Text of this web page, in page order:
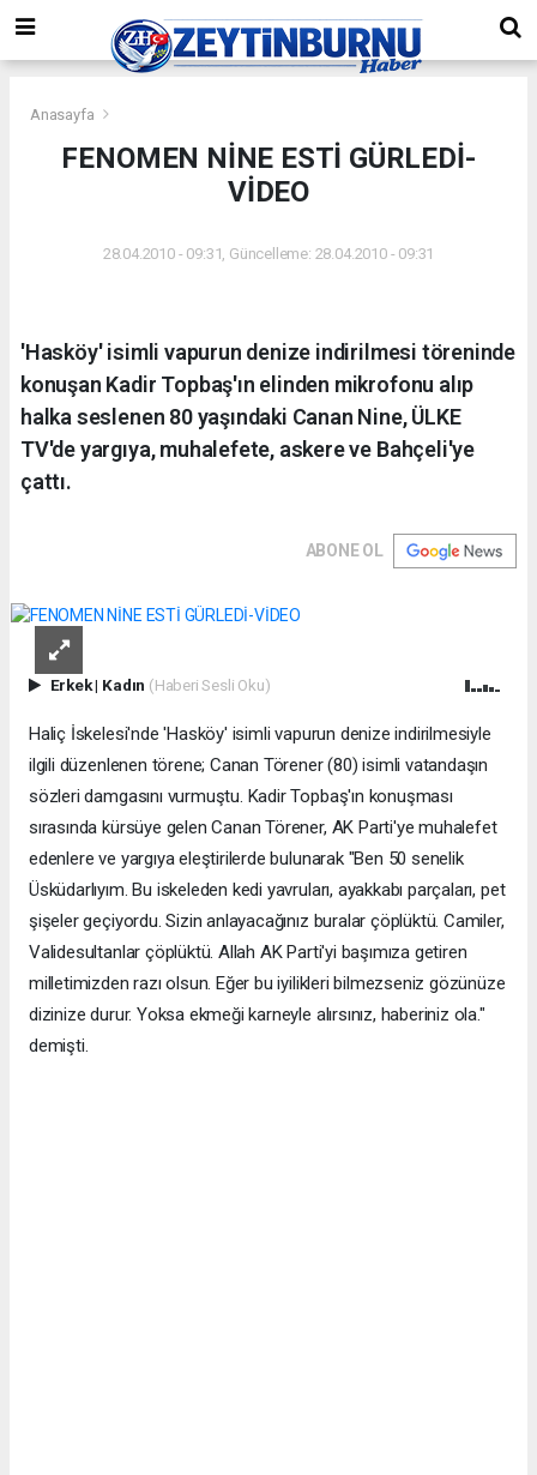
Anasayfa
FENOMEN NİNE ESTİ GÜRLEDİ-
VİDEO
28.04.2010 - 09:31, Güncelleme: 28.04.2010 - 09:31
'Hasköy' isimli vapurun denize indirilmesi töreninde
konuşan Kadir Topbaş'ın elinden mikrofonu alıp
halka seslenen 80 yaşındaki Canan Nine, ÜLKE
TV'de yargıya, muhalefete, askere ve Bahçeli'ye
çattı.
ABONE OL
Erkek| Kadın (Haberi Sesli Oku)
Haliç İskelesi'nde 'Hasköy' isimli vapurun denize indirilmesiyle
ilgili düzenlenen törene; Canan Törener (80) isimli vatandaşın
sözleri damgasını vurmuştu. Kadir Topbaş'ın konuşması
sırasında kürsüye gelen Canan Törener, AK Parti'ye muhalefet
edenlere ve yargıya eleştirilerde bulunarak "Ben 50 senelik
Üsküdarlıyım. Bu iskeleden kedi yavruları, ayakkabı parçaları, pet
şişeler geçiyordu. Sizin anlayacağınız buralar çöplüktü. Camiler,
Validesultanlar çöplüktü. Allah AK Parti'yi başımıza getiren
milletimizden razı olsun. Eğer bu iyilikleri bilmezseniz gözünüze
dizinize durur. Yoksa ekmeği karneyle alırsınız, haberiniz ola."
demişti.